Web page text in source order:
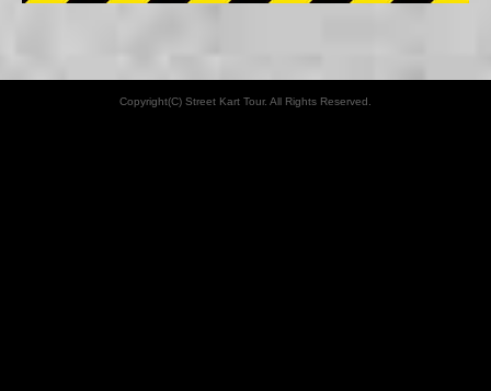
Copyright(C) Street Kart Tour. All Rights Reserved.